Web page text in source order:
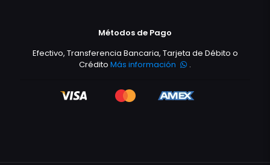
Métodos de Pago
Efectivo, Transferencia Bancaria, Tarjeta de Débito o
CréditoMás información .